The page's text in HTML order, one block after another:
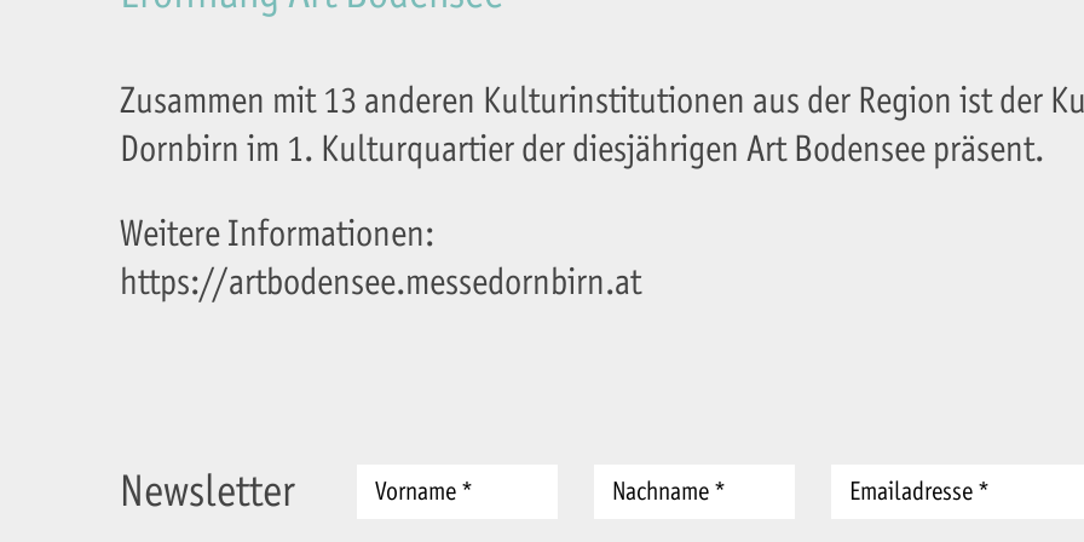
Zusammen mit 13 anderen Kulturinstitutionen aus der Region ist der
Dornbirn im 1. Kulturquartier der diesjährigen Art Bodensee präsent.
Weitere Informationen:
https://artbodensee.messedornbirn.at
Newsletter